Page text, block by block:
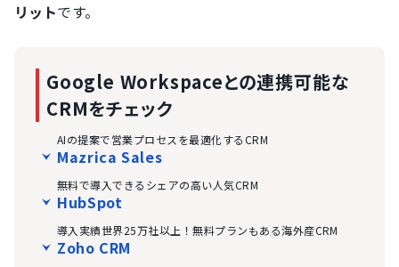
リットです。
Google Workspaceとの連携可能な
CRMをチェック
AIの提案で営業プロセスを最適化するCRM
Mazrica Sales
無料で導入できるシェアの高い人気CRM
HubSpot
導入実績世界25万社以上！無料プランもある海外産CRM
Zoho CRM